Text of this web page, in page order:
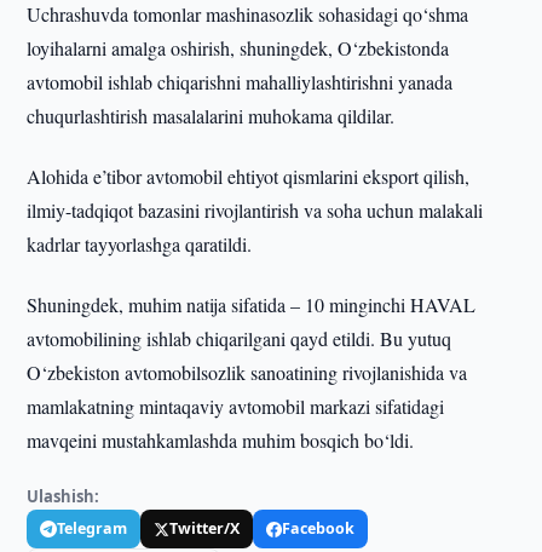
Uchrashuvda tomonlar mashinasozlik sohasidagi qo‘shma
loyihalarni amalga oshirish, shuningdek, O‘zbekistonda
avtomobil ishlab chiqarishni mahalliylashtirishni yanada
chuqurlashtirish masalalarini muhokama qildilar.
Alohida e’tibor avtomobil ehtiyot qismlarini eksport qilish,
ilmiy-tadqiqot bazasini rivojlantirish va soha uchun malakali
kadrlar tayyorlashga qaratildi.
Shuningdek, muhim natija sifatida – 10 minginchi HAVAL
avtomobilining ishlab chiqarilgani qayd etildi. Bu yutuq
O‘zbekiston avtomobilsozlik sanoatining rivojlanishida va
mamlakatning mintaqaviy avtomobil markazi sifatidagi
mavqeini mustahkamlashda muhim bosqich bo‘ldi.
Ulashish:
Telegram Twitter/X
Facebook